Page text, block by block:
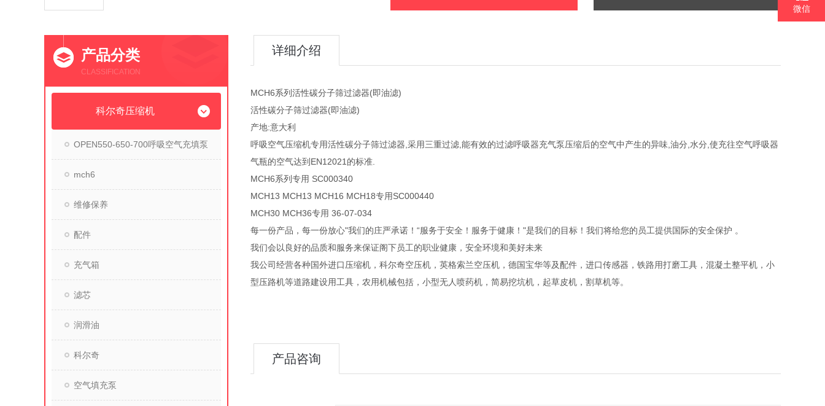
产品分类
CLASSIFICATION
科尔奇压缩机
OPEN550-650-700呼吸空气充填泵
mch6
维修保养
配件
充气箱
滤芯
润滑油
科尔奇
空气填充泵
详细介绍
MCH6系列活性碳分子筛过滤器(即油滤)
活性碳分子筛过滤器(即油滤)
产地:意大利
呼吸空气压缩机专用活性碳分子筛过滤器,采用三重过滤,能有效的过滤呼吸器充气泵压缩后的空气中产生的异味,油分,水分,使充往空气呼吸器
气瓶的空气达到EN12021的标准.
MCH6系列专用 SC000340
MCH13 MCH13 MCH16 MCH18专用SC000440
MCH30 MCH36专用 36-07-034
每一份产品，每一份放心"我们的庄严承诺！“服务于安全！服务于健康！"是我们的目标！我们将给您的员工提供国际的安全保护 。
我们会以良好的品质和服务来保证阁下员工的职业健康，安全环境和美好未来
我公司经营各种国外进口压缩机，科尔奇空压机，英格索兰空压机，德国宝华等及配件，进口传感器，铁路用打磨工具，混凝土整平机，小
型压路机等道路建设用工具，农用机械包括，小型无人喷药机，简易挖坑机，起草皮机，割草机等。
产品咨询
微信